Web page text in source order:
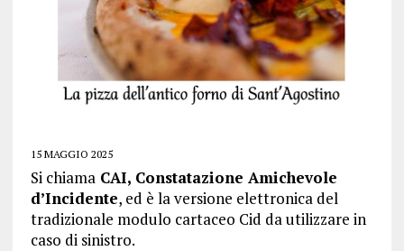
15 MAGGIO 2025
Si chiamaCAI, Constatazione Amichevole
d’Incidente, ed è la versione elettronica del
tradizionale modulo cartaceo Cid da utilizzare in
caso di sinistro.